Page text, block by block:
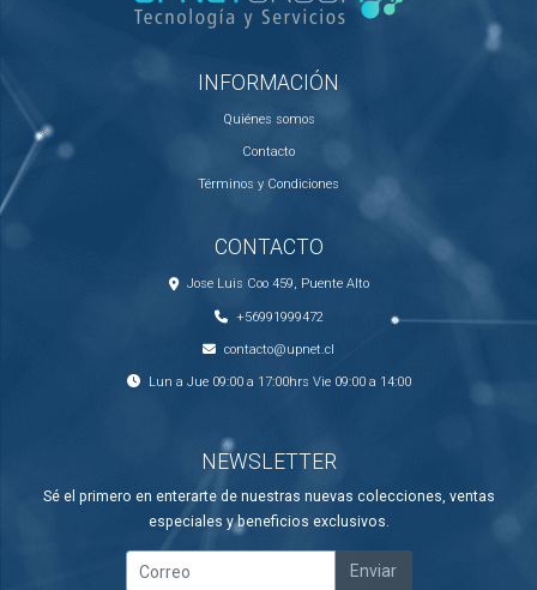
INFORMACIÓN
Quiénes somos
Contacto
Términos y Condiciones
CONTACTO
Jose Luis Coo 459, Puente Alto
+56991999472
contacto@upnet.cl
Lun a Jue 09:00 a 17:00hrs Vie 09:00 a 14:00
NEWSLETTER
Sé el primero en enterarte de nuestras nuevas colecciones, ventas
especiales y beneficios exclusivos.
Enviar